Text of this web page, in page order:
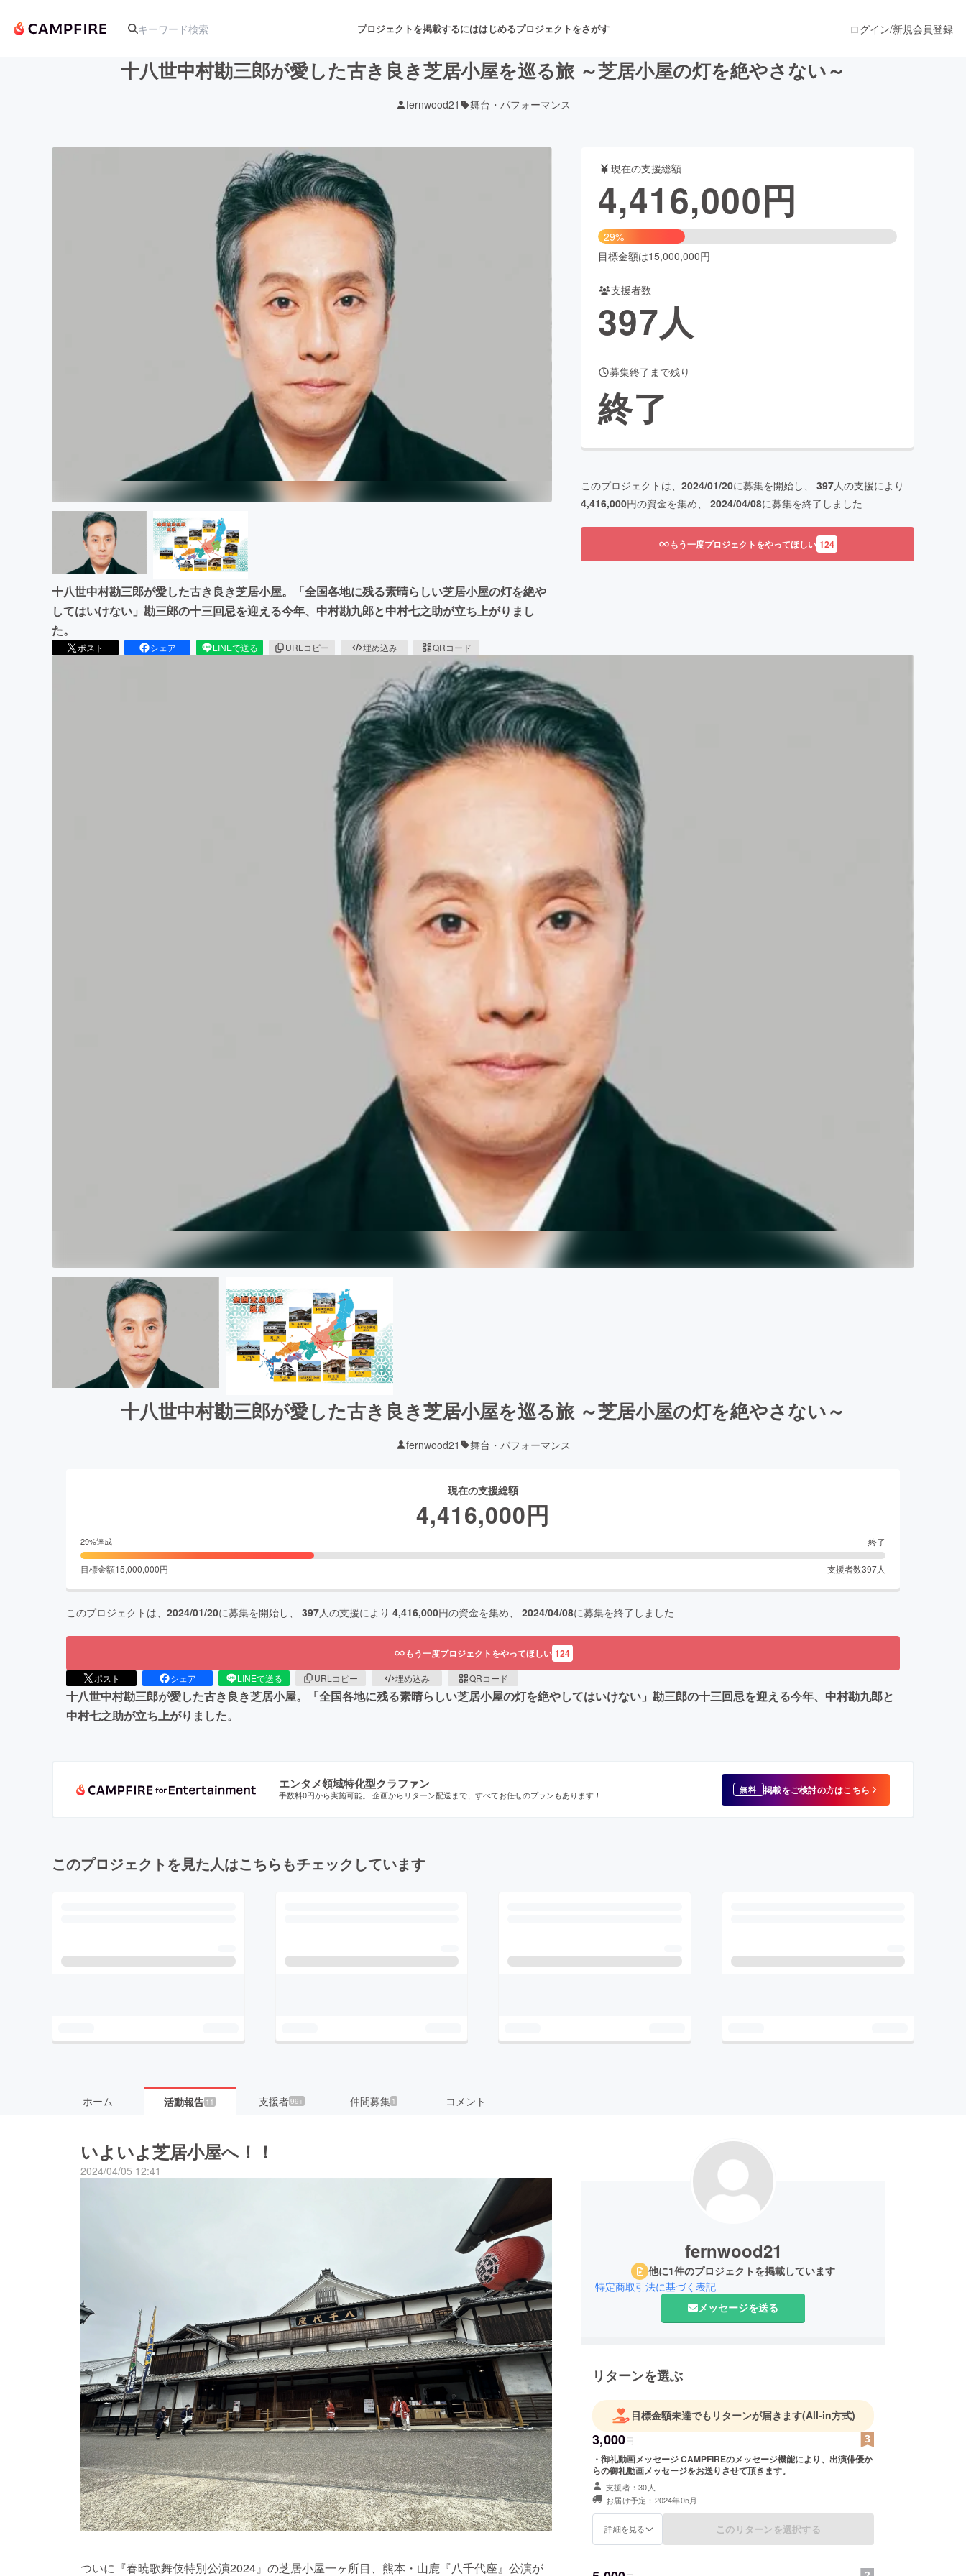
プロジェクトを掲載するにははじめるプロジェクトをさがす
音楽 舞台・パフォーマンス
テクノロジー・ガジェット ゲーム・サービス開発 ファッション
書籍・雑誌出版
チャレンジ ビューティー・ヘルスケア
まちづくり・地域活性化
CAMPFIREふるさと納税
ログイン/新規会員登録
十八世中村勘三郎が愛した古き良き芝居小屋を巡る旅 ～芝居小屋の灯を絶やさない～
fernwood21 舞台・パフォーマンス
十八世中村勘三郎が愛した古き良き芝居小屋。「全国各地に残る素晴らしい芝居小屋の灯を絶や
してはいけない」勘三郎の十三回忌を迎える今年、中村勘九郎と中村七之助が立ち上がりまし
た。
ポスト シェア LINEで送る URLコピー 埋め込み QRコード
現在の支援総額
4,416,000円
29%
目標金額は15,000,000円
支援者数
397人
募集終了まで残り
終了
このプロジェクトは、 2024/01/20に募集を開始し、 397人の支援により
4,416,000円の資金を集め、 2024/04/08に募集を終了しました
もう一度プロジェクトをやってほしい 124
十八世中村勘三郎が愛した古き良き芝居小屋を巡る旅 ～芝居小屋の灯を絶やさない～
fernwood21 舞台・パフォーマンス
現在の支援総額
4,416,000円
29%達成 終了
目標金額15,000,000円 支援者数397人
このプロジェクトは、 2024/01/20に募集を開始し、 397人の支援により 4,416,000円の資金を集め、 2024/04/08に募集を終了しました
もう一度プロジェクトをやってほしい 124
ポスト シェア LINEで送る URLコピー 埋め込み QRコード
十八世中村勘三郎が愛した古き良き芝居小屋。「全国各地に残る素晴らしい芝居小屋の灯を絶やしてはいけない」勘三郎の十三回忌を迎える今年、中村勘九郎と
中村七之助が立ち上がりました。
エンタメ領域特化型クラファン
手数料0円から実施可能。 企画からリターン配送まで、すべてお任せのプランもあります！ 無料 掲載をご検討の方はこちら
このプロジェクトを見た人はこちらもチェックしています
ホーム 活動報告 11 支援者99+ 仲間募集 1 コメント
いよいよ芝居小屋へ！！
2024/04/05 12:41
ついに『春暁歌舞伎特別公演2024』の芝居小屋一ヶ所目、熊本・山鹿『八千代座』公演が
fernwood21
他に1件のプロジェクトを掲載しています
特定商取引法に基づく表記
メッセージを送る
リターンを選ぶ
目標金額未達でもリターンが届きます(All-in方式)
3,000円
・御礼動画メッセージ CAMPFIREのメッセージ機能により、出演俳優か
らの御礼動画メッセージをお送りさせて頂きます。
支援者：30人
お届け予定：2024年05月
詳細を見る このリターンを選択する